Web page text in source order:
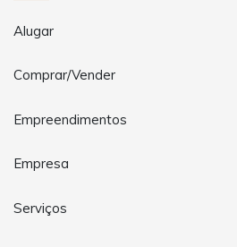
Alugar
Comprar/Vender
Empreendimentos
Empresa
Serviços